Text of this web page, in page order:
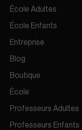
École Adultes
École Enfants
Entreprise
Blog
Boutique
École
Professeurs Adultes
Professeurs Enfants